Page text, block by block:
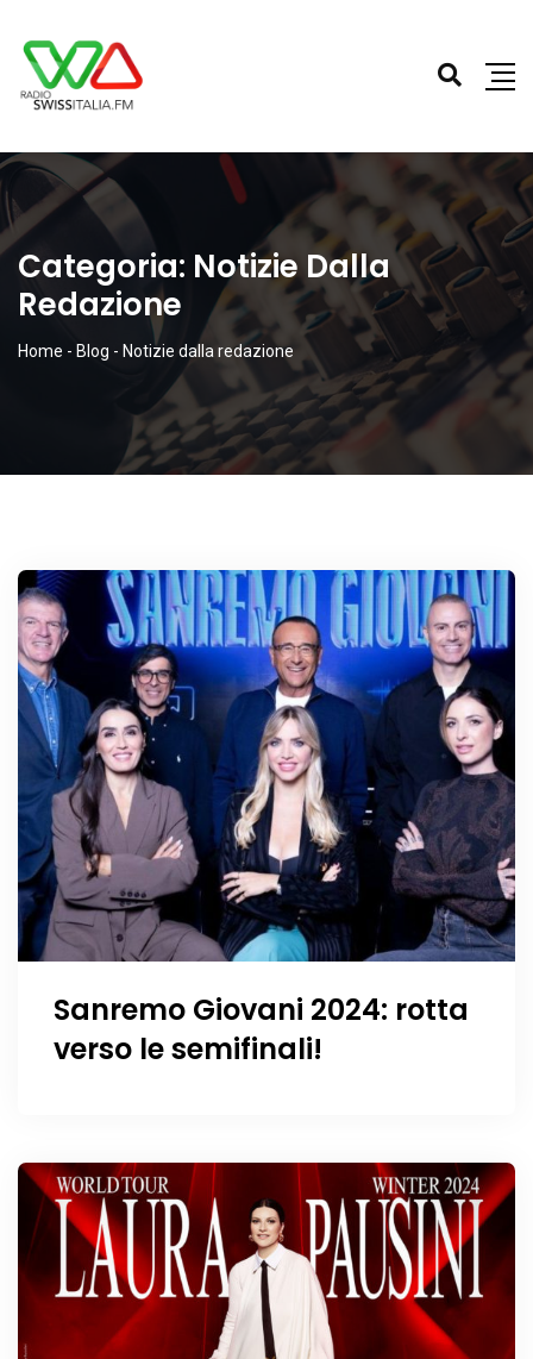
Categoria: Notizie Dalla
Redazione
Home - Blog - Notizie dalla redazione
Sanremo Giovani 2024: rotta
verso le semifinali!